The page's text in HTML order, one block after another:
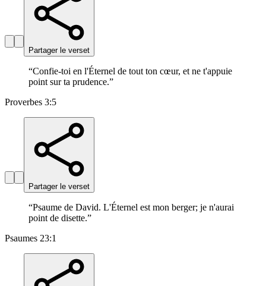
Partager le verset
“Confie-toi en l'Éternel de tout ton cœur, et ne t'appuie
point sur ta prudence.”
Proverbes 3:5
Partager le verset
“Psaume de David. L'Éternel est mon berger; je n'aurai
point de disette.”
Psaumes 23:1